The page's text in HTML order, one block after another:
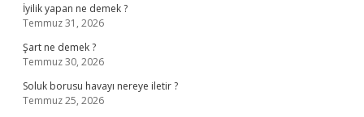
İyilik yapan ne demek ?
Temmuz 31, 2026
Şart ne demek ?
Temmuz 30, 2026
Soluk borusu havayı nereye iletir ?
Temmuz 25, 2026